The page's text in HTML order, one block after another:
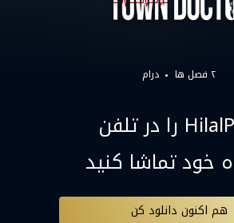
۲ فصل ها درام
HilalPlay را در تلفن
خود تماشا کنید
هم اکنون دانلود کن